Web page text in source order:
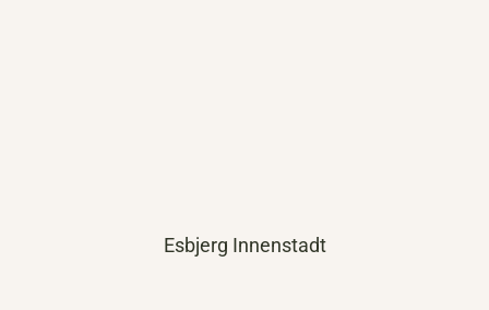
Esbjerg Innenstadt